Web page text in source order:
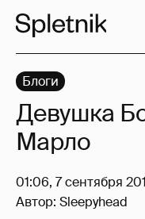
Блоги
Девушка
Марло
01:06, 7 сентября
Автор: Sleepyhead